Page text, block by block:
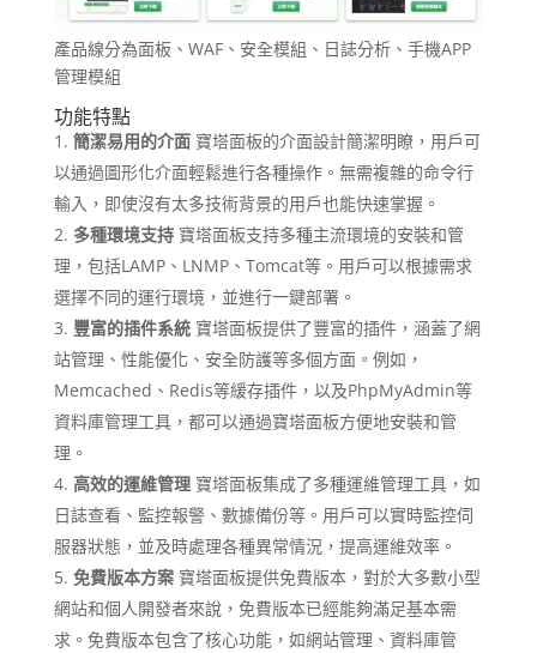
產品線分為面板、WAF、安全模組、日誌分析、手機APP
管理模組
功能特點
簡潔易用的介面寶塔面板的介面設計簡潔明瞭，用戶可
以通過圖形化介面輕鬆進行各種操作。無需複雜的命令行
輸入，即使沒有太多技術背景的用戶也能快速掌握。
多種環境支持寶塔面板支持多種主流環境的安裝和管
理，包括LAMP、LNMP、Tomcat等。用戶可以根據需求
選擇不同的運行環境，並進行一鍵部署。
豐富的插件系統寶塔面板提供了豐富的插件，涵蓋了網
站管理、性能優化、安全防護等多個方面。例如，
Memcached、Redis等緩存插件，以及PhpMyAdmin等
資料庫管理工具，都可以通過寶塔面板方便地安裝和管
理。
高效的運維管理寶塔面板集成了多種運維管理工具，如
日誌查看、監控報警、數據備份等。用戶可以實時監控伺
服器狀態，並及時處理各種異常情況，提高運維效率。
免費版本方案寶塔面板提供免費版本，對於大多數小型
網站和個人開發者來說，免費版本已經能夠滿足基本需
求。免費版本包含了核心功能，如網站管理、資料庫管